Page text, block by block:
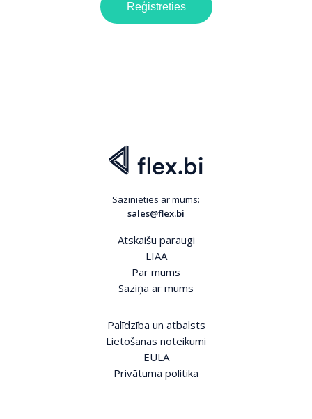
Reģistrēties
Sazinieties ar mums:
sales@flex.bi
Atskaišu paraugi
LIAA
Par mums
Saziņa ar mums
Palīdzība un atbalsts
Lietošanas noteikumi
EULA
Privātuma politika